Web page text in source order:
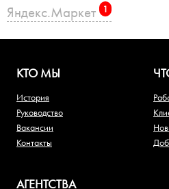
Яндекс.Маркет 1
КТО МЫ
История
Руководство
Вакансии
Контакты
АГЕНТСТВА